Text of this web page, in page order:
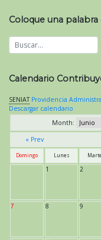
Coloque una palabra
Calendario
SENIAT Providencia
Descargar calendario
Month:
« Prev
Domingo Lunes
1 2
7 8 9